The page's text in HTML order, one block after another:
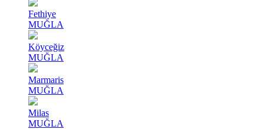
Fethiye
MUĞLA
Köyceğiz
MUĞLA
Marmaris
MUĞLA
Milas
MUĞLA